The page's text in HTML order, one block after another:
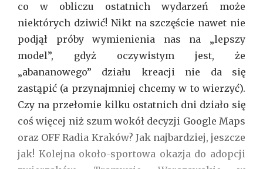
co w obliczu ostatnich wydarzeń może
niektórych dziwić! Nikt na szczęście nawet nie
podjął próby wymienienia nas na „lepszy
model”, gdyż oczywistym jest, że
„abananowego” działu kreacji nie da się
zastąpić (a przynajmniej chcemy w to wierzyć).
Czy na przełomie kilku ostatnich dni działo się
coś więcej niż szum wokół decyzji Google Maps
oraz OFF Radia Kraków? Jak najbardziej, jeszcze
jak! Kolejna około-sportowa okazja do adopcji